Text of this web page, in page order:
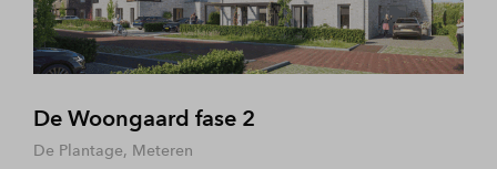
De Woongaard fase 2
De Plantage, Meteren